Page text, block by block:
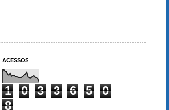
ACESSOS
1 0 3 3 6 5
0
8